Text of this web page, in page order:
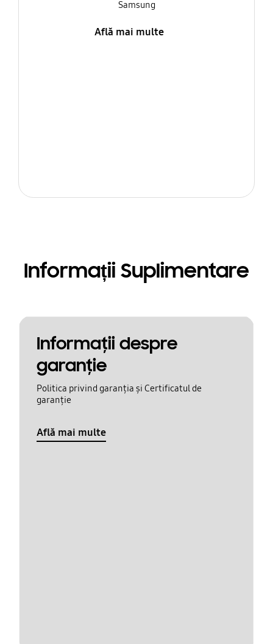
Samsung
Află mai multe
Informații Suplimentare
Informaţii despre
garanţie
Politica privind garanția și Certificatul de
garanție
Află mai multe